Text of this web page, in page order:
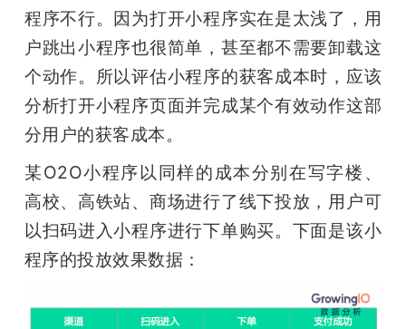
程序不行。因为打开小程序实在是太浅了，用
户跳出小程序也很简单，甚至都不需要卸载这
个动作。所以评估小程序的获客成本时，应该
分析打开小程序页面并完成某个有效动作这部
分用户的获客成本。
某O2O小程序以同样的成本分别在写字楼、
高校、高铁站、商场进行了线下投放，用户可
以扫码进入小程序进行下单购买。下面是该小
程序的投放效果数据：